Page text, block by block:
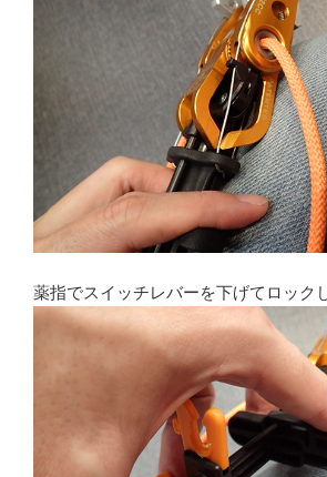
薬指でスイッチレバーを下げてロック